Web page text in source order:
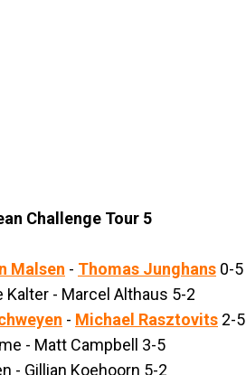
Challenge Tour 5
Malsen - Thomas Junghans 0-5
Kalter - Marcel Althaus 5-2
- Michael Rasztovits 2-5
- Matt Campbell 3-5
- Gillian Koehoorn 5-2